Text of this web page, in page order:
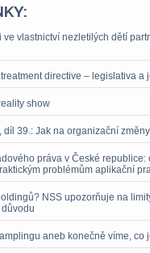
ve vlastnictví nezletilých dětí
directive – legislativa a
show
díl 39.: Jak na organizační
práva v České republice:
problémům aplikační
NSS upozorňuje na
aneb konečně víme, co